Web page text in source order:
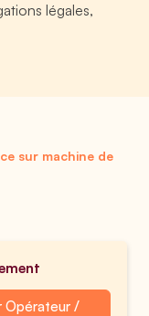
légales,
sur machine de
Opérateur /